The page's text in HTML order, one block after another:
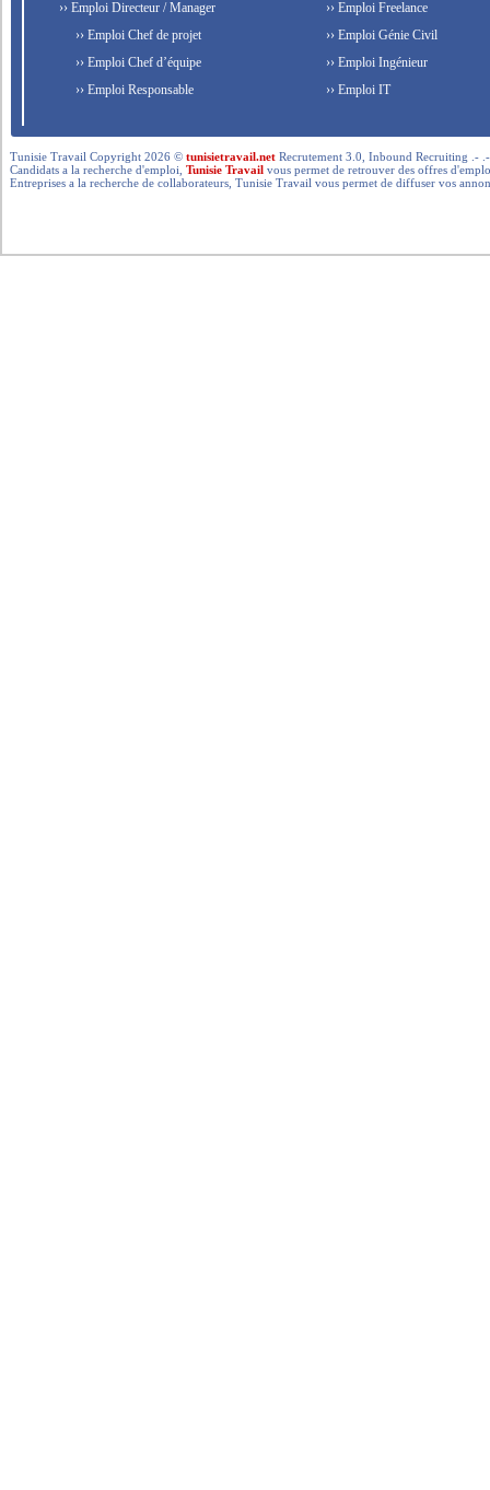
›› Emploi Directeur / Manager
›› Emploi Chef de projet
›› Emploi Chef d’équipe
›› Emploi Responsable
›› Emploi Freelance
›› Emploi Génie Civil
›› Emploi Ingénieur
›› Emploi IT
Tunisie Travail Copyright 2026 ©tunisietravail.net Recrutement 3.0, Inbound Recruiting .-
Candidats a la recherche d'emploi,Tunisie Travail vous permet de retrouver des offres
Entreprises a la recherche de collaborateurs, Tunisie Travail vous permet de diffuser vos